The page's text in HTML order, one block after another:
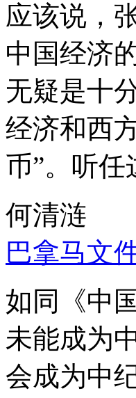
应该说，
中国经济
无疑是十
经济和西
币”。听
何清涟
巴拿马文
如同《中
未能成为
会成为中